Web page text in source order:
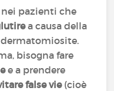
pazienti che
a causa della
bisogna fare
e a prendere
false vie(cioè